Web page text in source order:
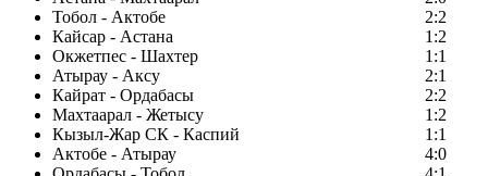
Тобол - Актобе
2:2
Кайсар - Астана
1:2
Окжетпес - Шахтер
1:1
Атырау - Аксу
2:1
Кайрат - Ордабасы
2:2
Махтаарал - Жетысу
1:2
Кызыл-Жар СК - Каспий
1:1
Актобе - Атырау
4:0